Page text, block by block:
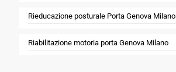
Rieducazione posturale Porta Genova Milano
Riabilitazione motoria porta Genova Milano